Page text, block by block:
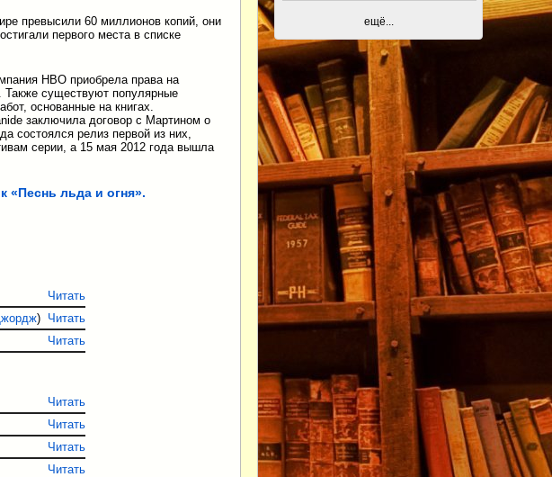
превысили 60 миллионов копий, они
первого места в списке
HBO приобрела права на
Также существуют популярные
основанные на книгах.
заключила договор с Мартином о
состоялся релиз первой из них,
серии, а 15 мая 2012 года вышла
«Песнь льда и огня».
Читать
) Читать
Читать
Читать
Читать
Читать
Читать
ещё...